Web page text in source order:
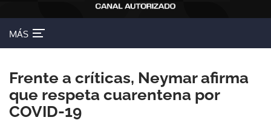
MÁS
Frente a críticas, Neymar afirma
que respeta cuarentena por
COVID-19